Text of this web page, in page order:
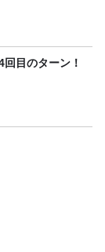
目のターン！